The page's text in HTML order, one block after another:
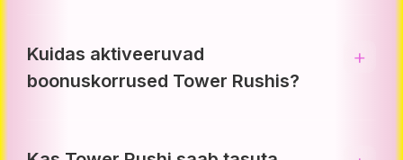
Kuidas aktiveeruvad
boonuskorrused Tower Rushis?